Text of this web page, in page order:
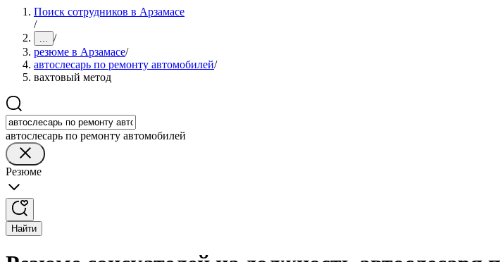
Поиск сотрудников в Арзамасе
/
... /
резюме в Арзамасе/
автослесарь по ремонту автомобилей/
вахтовый метод
автослесарь по ремонту автомобилей
Резюме
Найти